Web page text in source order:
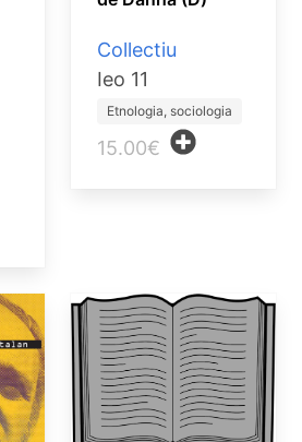
Collectiu
Ieo 11
Etnologia, sociologia
15.00€